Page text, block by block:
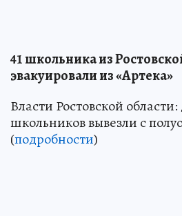
41 школьника из
эвакуировали из «Артека»
Власти Ростовской
школьников вывезли с
(подробности)